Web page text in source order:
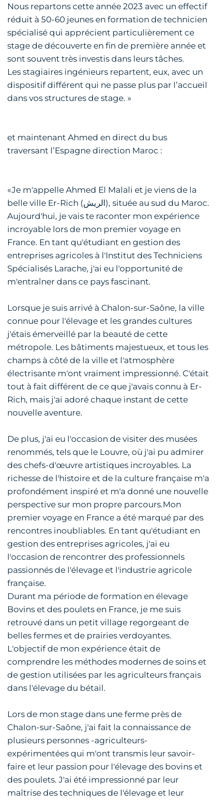
Nous repartons cette année 2023 avec un effectif
réduit à 50-60 jeunes en formation de technicien
spécialisé qui apprécient particulièrement ce
stage de découverte en fin de première année et
sont souvent très investis dans leurs tâches.
Les stagiaires ingénieurs repartent, eux, avec un
dispositif différent qui ne passe plus par l’accueil
dans vos structures de stage. »
et maintenant Ahmed en direct du bus
traversant l’Espagne direction Maroc :
«Je m'appelle Ahmed El Malali et je viens de la
belle ville Er-Rich (الريش), située au sud du Maroc.
Aujourd'hui, je vais te raconter mon expérience
incroyable lors de mon premier voyage en
France. En tant qu'étudiant en gestion des
entreprises agricoles à l'Institut des Techniciens
Spécialisés Larache, j'ai eu l'opportunité de
m'entraîner dans ce pays fascinant.
Lorsque je suis arrivé à Chalon-sur-Saône, la ville
connue pour l'élevage et les grandes cultures
j'étais émerveillé par la beauté de cette
métropole. Les bâtiments majestueux, et tous les
champs à côté de la ville et l'atmosphère
électrisante m'ont vraiment impressionné. C'était
tout à fait différent de ce que j'avais connu à Er-
Rich, mais j'ai adoré chaque instant de cette
nouvelle aventure.
De plus, j'ai eu l'occasion de visiter des musées
renommés, tels que le Louvre, où j'ai pu admirer
des chefs-d'œuvre artistiques incroyables. La
richesse de l'histoire et de la culture française m'a
profondément inspiré et m'a donné une nouvelle
perspective sur mon propre parcours.Mon
premier voyage en France a été marqué par des
rencontres inoubliables. En tant qu'étudiant en
gestion des entreprises agricoles, j'ai eu
l'occasion de rencontrer des professionnels
passionnés de l'élevage et l'industrie agricole
française.
Durant ma période de formation en élevage
Bovins et des poulets en France, je me suis
retrouvé dans un petit village regorgeant de
belles fermes et de prairies verdoyantes.
L'objectif de mon expérience était de
comprendre les méthodes modernes de soins et
de gestion utilisées par les agriculteurs français
dans l'élevage du bétail.
Lors de mon stage dans une ferme près de
Chalon-sur-Saône, j'ai fait la connaissance de
plusieurs personnes -agriculteurs-
expérimentées qui m'ont transmis leur savoir-
faire et leur passion pour l'élevage des bovins et
des poulets. J'ai été impressionné par leur
maîtrise des techniques de l'élevage et leur